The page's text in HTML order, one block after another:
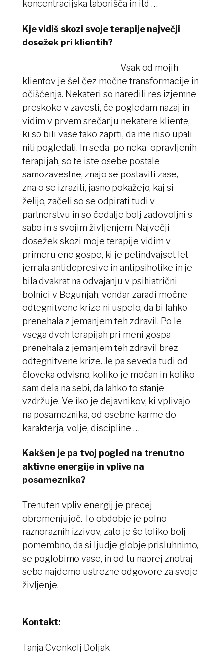
koncentracijska taborišča in itd …
Kje vidiš skozi svoje terapije največji
dosežek pri klientih?
Vsak od mojih
klientov je šel čez močne transformacije in
očiščenja. Nekateri so naredili res izjemne
preskoke v zavesti, če pogledam nazaj in
vidim v prvem srečanju nekatere kliente,
ki so bili vase tako zaprti, da me niso upali
niti pogledati. In sedaj po nekaj opravljenih
terapijah, so te iste osebe postale
samozavestne, znajo se postaviti zase,
znajo se izraziti, jasno pokažejo, kaj si
želijo, začeli so se odpirati tudi v
partnerstvu in so čedalje bolj zadovoljni s
sabo in s svojim življenjem. Največji
dosežek skozi moje terapije vidim v
primeru ene gospe, ki je petindvajset let
jemala antidepresive in antipsihotike in je
bila dvakrat na odvajanju v psihiatrični
bolnici v Begunjah, vendar zaradi močne
odtegnitvene krize ni uspelo, da bi lahko
prenehala z jemanjem teh zdravil. Po le
vsega dveh terapijah pri meni gospa
prenehala z jemanjem teh zdravil brez
odtegnitvene krize. Je pa seveda tudi od
človeka odvisno, koliko je močan in koliko
sam dela na sebi, da lahko to stanje
vzdržuje. Veliko je dejavnikov, ki vplivajo
na posameznika, od osebne karme do
karakterja, volje, discipline …
Kakšen je pa tvoj pogled na trenutno
aktivne energije in vplive na
posameznika?
Trenuten vpliv energij je precej
obremenjujoč. To obdobje je polno
raznoraznih izzivov, zato je še toliko bolj
pomembno, da si ljudje globje prisluhnimo,
se poglobimo vase, in od tu naprej znotraj
sebe najdemo ustrezne odgovore za svoje
življenje.
Kontakt:
Tanja Cvenkelj Doljak